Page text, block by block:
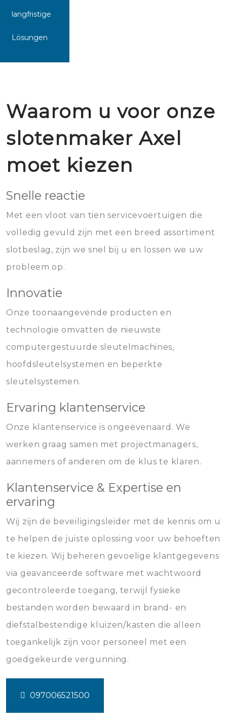
langfristige
Lösungen
Waarom u voor onze
slotenmaker Axel
moet kiezen
Snelle reactie
Met een vloot van tien servicevoertuigen die
volledig gevuld zijn met een breed assortiment
slotbeslag, zijn we snel bij u en lossen we uw
probleem op.
Innovatie
Onze toonaangevende producten en
technologie omvatten de nieuwste
computergestuurde sleutelmachines,
hoofdsleutelsystemen en beperkte
sleutelsystemen.
Ervaring klantenservice
Onze klantenservice is ongeëvenaard. We
werken graag samen met projectmanagers,
aannemers of anderen om de klus te klaren.
Klantenservice & Expertise en
ervaring
Wij zijn de beveiligingsleider met de kennis om u
te helpen de juiste oplossing voor uw behoeften
te kiezen. Wij beheren gevoelige klantgegevens
via geavanceerde software met wachtwoord
gecontroleerde toegang, terwijl fysieke
bestanden worden bewaard in brand- en
diefstalbestendige kluizen/kasten die alleen
toegankelijk zijn voor personeel met een
goedgekeurde vergunning.
097006521500